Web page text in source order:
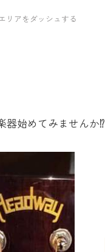
リアをダッシュする
始めてみませんか⁉️